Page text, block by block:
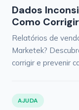
Dados
Como Corrigir
Relatórios de
Marketek?
corrigir e prevenir
AJUDA